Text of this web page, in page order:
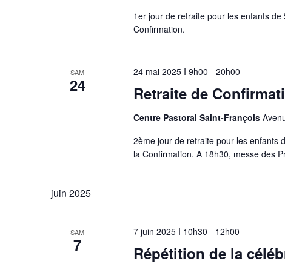
1er jour de retraite pour les enfants
Confirmation.
SAM
24 Retraite de
24 mai 2025 I 9h00 - 20h00
Centre Pastoral Saint-François
2ème jour de retraite pour les enfants
la Confirmation. A 18h30, messe des
juin 2025
SAM
7 Répétition de la
7 juin 2025 I 10h30 - 12h00